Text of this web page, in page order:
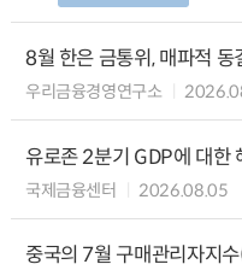
8월 한은 금통위, 매파적
우리금융경영연구소
유로존 2분기 GDP에 대한
국제금융센터 2026.08.05
중국의 7월 구매관리자지